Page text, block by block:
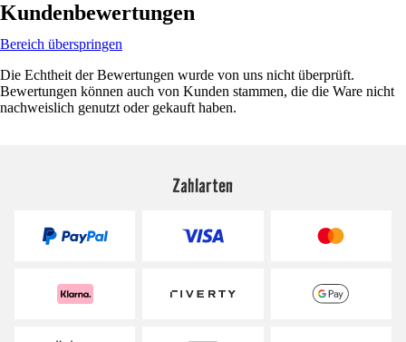
Kundenbewertungen
Bereich überspringen
Die Echtheit der Bewertungen wurde von uns nicht überprüft.
Bewertungen können auch von Kunden stammen, die die Ware nicht
nachweislich genutzt oder gekauft haben.
Zahlarten